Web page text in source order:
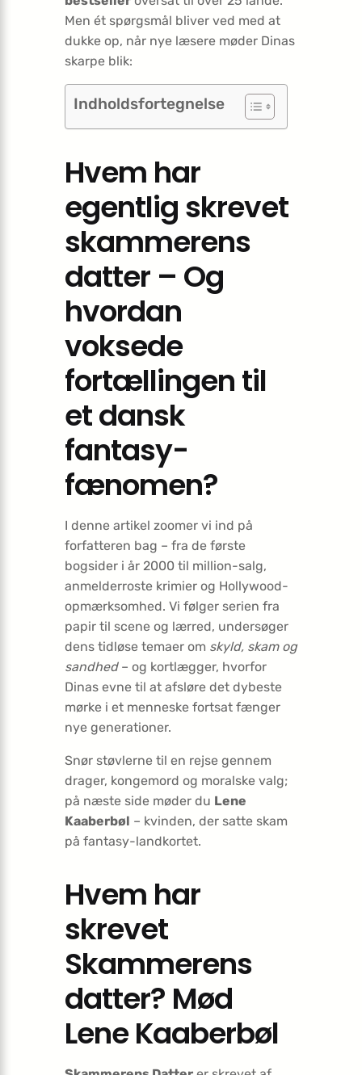
Men ét spørgsmål bliver ved med at
dukke op, når nye læsere møder Dinas
skarpe blik:
Indholdsfortegnelse
Hvem har
egentlig skrevet
skammerens
datter – Og
hvordan
voksede
fortællingen til
et dansk
fantasy-
fænomen?
I denne artikel zoomer vi ind på
forfatteren bag – fra de første
bogsider i år 2000 til million-salg,
anmelderroste krimier og Hollywood-
opmærksomhed. Vi følger serien fra
papir til scene og lærred, undersøger
dens tidløse temaer om skyld, skam og
sandhed– og kortlægger, hvorfor
Dinas evne til at afsløre det dybeste
mørke i et menneske fortsat fænger
nye generationer.
Snør støvlerne til en rejse gennem
drager, kongemord og moralske valg;
på næste side møder du Lene
Kaaberbøl – kvinden, der satte skam
på fantasy-landkortet.
Hvem har
skrevet
Skammerens
datter? Mød
Lene Kaaberbøl